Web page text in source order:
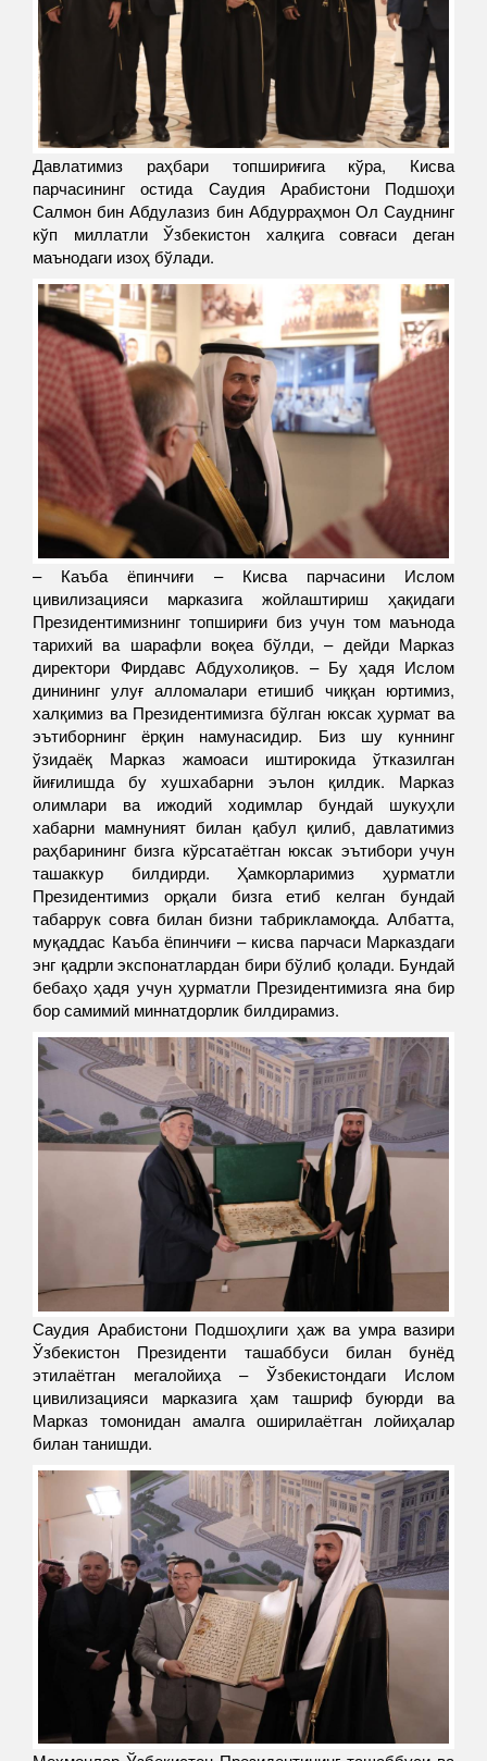
Давлатимиз раҳбари топшириғига кўра, Кисва
парчасининг остида Саудия Арабистони Подшоҳи
Салмон бин Абдулазиз бин Абдурраҳмон Ол Сауднинг
кўп миллатли Ўзбекистон халқига совғаси деган
маънодаги изоҳ бўлади.
– Каъба ёпинчиғи – Кисва парчасини Ислом
цивилизацияси марказига жойлаштириш ҳақидаги
Президентимизнинг топшириғи биз учун том маънода
тарихий ва шарафли воқеа бўлди, – дейди Марказ
директори Фирдавс Абдухолиқов. – Бу ҳадя Ислом
динининг улуғ алломалари етишиб чиққан юртимиз,
халқимиз ва Президентимизга бўлган юксак ҳурмат ва
эътиборнинг ёрқин намунасидир. Биз шу куннинг
ўзидаёқ Марказ жамоаси иштирокида ўтказилган
йиғилишда бу хушхабарни эълон қилдик. Марказ
олимлари ва ижодий ходимлар бундай шукуҳли
хабарни мамнуният билан қабул қилиб, давлатимиз
раҳбарининг бизга кўрсатаётган юксак эътибори учун
ташаккур билдирди. Ҳамкорларимиз ҳурматли
Президентимиз орқали бизга етиб келган бундай
табаррук совға билан бизни табрикламоқда. Албатта,
муқаддас Каъба ёпинчиғи – кисва парчаси Марказдаги
энг қадрли экспонатлардан бири бўлиб қолади. Бундай
бебаҳо ҳадя учун ҳурматли Президентимизга яна бир
бор самимий миннатдорлик билдирамиз.
Саудия Арабистони Подшоҳлиги ҳаж ва умра вазири
Ўзбекистон Президенти ташаббуси билан бунёд
этилаётган мегалойиҳа – Ўзбекистондаги Ислом
цивилизацияси марказига ҳам ташриф буюрди ва
Марказ томонидан амалга оширилаётган лойиҳалар
билан танишди.